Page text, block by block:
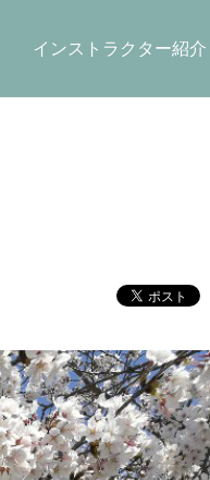
インストラクター紹介